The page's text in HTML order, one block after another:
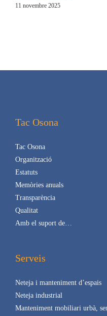
11 novembre 2025
Tac Osona
Tac Osona
Organització
Estatuts
Memòries anuals
Transparència
Qualitat
Amb el suport de…
Serveis
Neteja i manteniment d’espais
Neteja industrial
Manteniment mobiliari urbà,